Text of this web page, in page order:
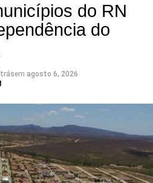
do RN
do
em agosto 6, 2026